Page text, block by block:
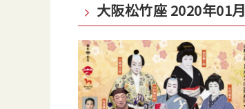
大阪松竹座 2020年01月